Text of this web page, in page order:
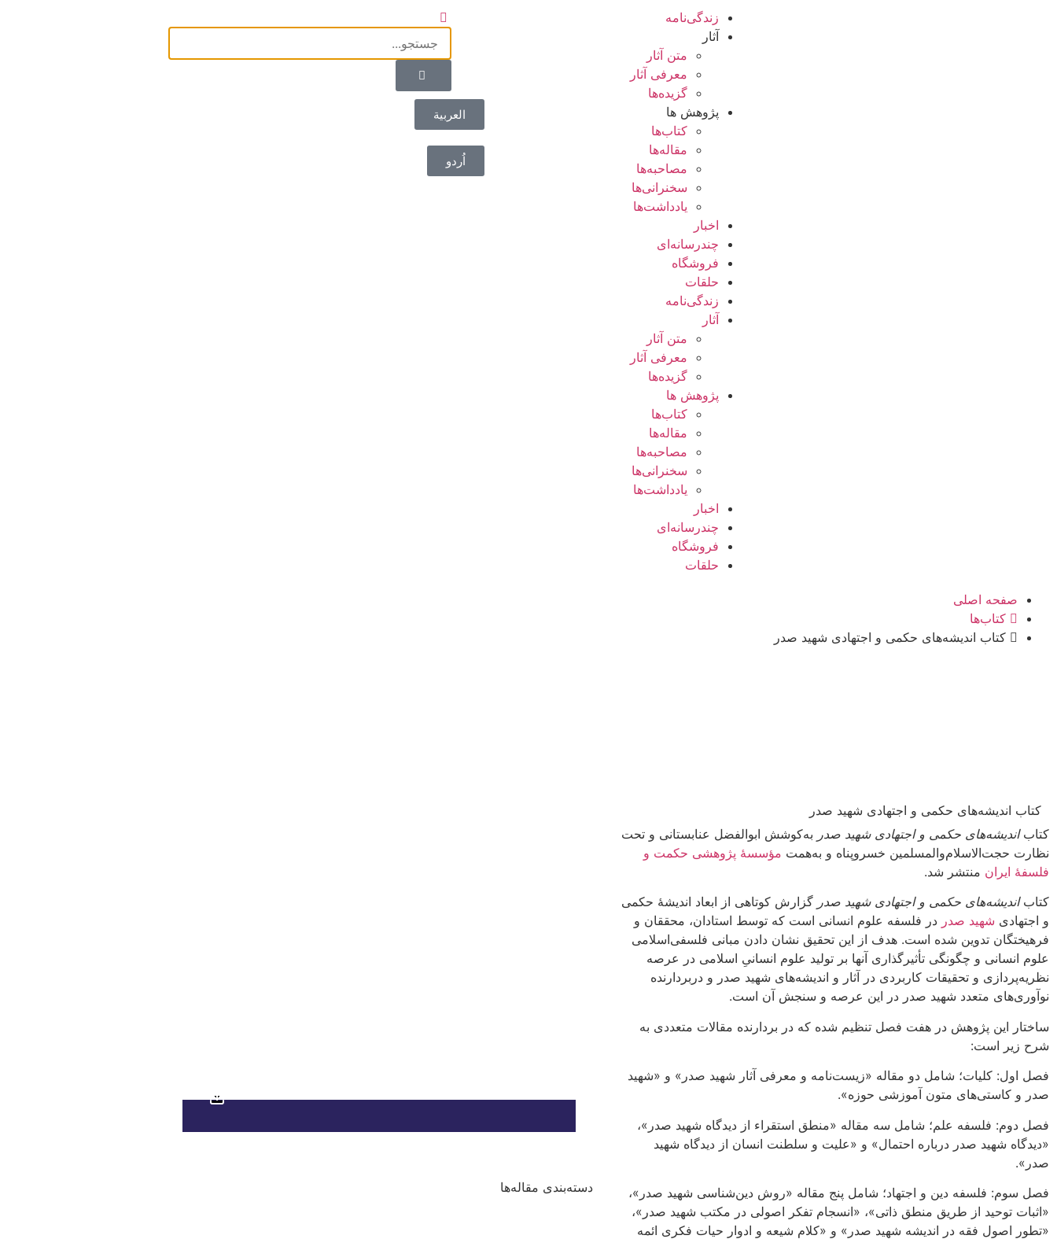
زندگی‌نامه
آثار
متن آثار
معرفی آثار
گزیده‌ها
پژوهش ها
کتاب‌ها
مقاله‌ها
مصاحبه‌ها
سخنرانی‌ها
یادداشت‌ها
اخبار
چندرسانه‌ای
فروشگاه
حلقات
زندگی‌نامه
آثار
متن آثار
معرفی آثار
گزیده‌ها
پژوهش ها
کتاب‌ها
مقاله‌ها
مصاحبه‌ها
سخنرانی‌ها
یادداشت‌ها
اخبار
چندرسانه‌ای
فروشگاه
حلقات
العربية
اُردو
صفحه اصلی
کتاب‌ها
کتاب اندیشه‌های حکمی و اجتهادی شهید صدر
کتاب اندیشه‌های حکمی و اجتهادی شهید صدر
کتاباندیشه‌های حکمی و اجتهادی شهید صدر به‌کوشش ابوالفضل عنابستانی و تحت
نظارت حجت‌الاسلام‌والمسلمین خسروپناه و به‌همت مؤسسۀ پژوهشی حکمت و
فلسفۀ ایران منتشر شد.
کتاباندیشه‌های حکمی و اجتهادی شهید صدر گزارش کوتاهی از ابعاد اندیشۀ حکمی
و اجتهادی شهید صدر در فلسفه علوم انسانی است که توسط استادان، محققان و
فرهیختگان تدوین شده است. هدف از این تحقیق نشان دادن مبانی فلسفی‌اسلامی
علوم انسانی و چگونگی تأثیرگذاری آنها بر تولید علوم انسانیِ اسلامی در عرصه
نظریه‌پردازی و تحقیقات کاربردی در آثار و اندیشه‌های شهید صدر و دربردارنده
نوآوری‌های متعدد شهید صدر در این عرصه و سنجش آن است.
ساختار این پژوهش در هفت فصل تنظیم شده که در بردارنده مقالات متعددی به
شرح زیر است:
فصل اول: کلیات؛ شامل دو مقاله «زیست‌نامه و معرفی آثار شهید صدر» و «شهید
صدر و کاستی‌های متون آموزشی حوزه».
فصل دوم: فلسفه علم؛ شامل سه مقاله «منطق استقراء از دیدگاه شهید صدر»،
«دیدگاه شهید صدر درباره احتمال» و «علیت و سلطنت انسان از دیدگاه شهید
صدر».
فصل سوم: فلسفه دین و اجتهاد؛ شامل پنج مقاله «روش دین‌شناسی شهید صدر»،
«اثبات توحید از طریق منطق ذاتی»، «انسجام تفکر اصولی در مکتب شهید صدر»،
«تطور اصول فقه در اندیشه شهید صدر» و «کلام شیعه و ادوار حیات فکری ائمه
دسته‌بندی مقاله‌ها